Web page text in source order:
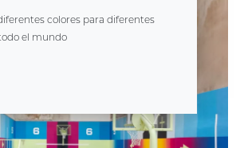
colores para diferentes
el mundo